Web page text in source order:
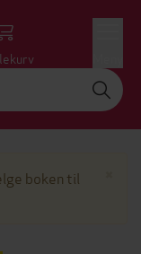
boken til